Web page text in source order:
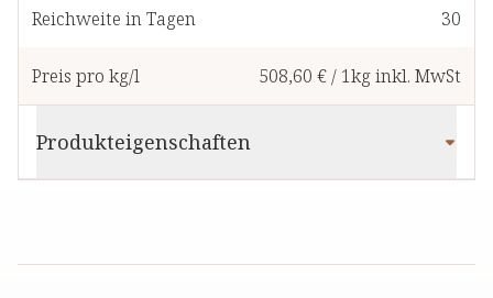
Reichweite in Tagen 30
Preis pro kg/l 508,60 €/ 1kginkl. MwSt
Produkteigenschaften